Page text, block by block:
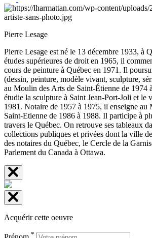
Pierre Lesage
Pierre Lesage est né le 13 décembre 1933, à
études supérieures de droit en 1965, il
cours de peinture à Québec en 1971. Il
(dessin, peinture, modèle vivant, sculpture,
au Moulin des Arts de Saint-Étienne de 1974
étudie la sculpture à Saint Jean-Port-Joli et le
1981. Notaire de 1957 à 1975, il enseigne au
Saint-Etienne de 1986 à 1988. Il participe à
travers le Québec. On retrouve ses tableaux
collections publiques et privées dont la ville
des notaires du Québec, le Cercle de la
Parlement du Canada à Ottawa.
Acquérir cette oeuvre
*